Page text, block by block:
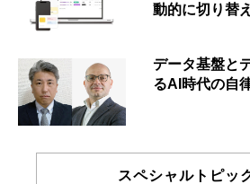
動的に切り替え
データ基盤と
るAI時代の自
スペシャルトピッ